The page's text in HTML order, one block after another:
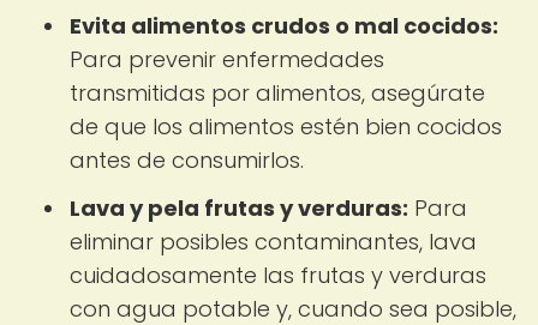
Evita alimentos crudos o mal cocidos:
Para prevenir enfermedades
transmitidas por alimentos, asegúrate
de que los alimentos estén bien cocidos
antes de consumirlos.
Lava y pela frutas y verduras: Para
eliminar posibles contaminantes, lava
cuidadosamente las frutas y verduras
con agua potable y, cuando sea posible,